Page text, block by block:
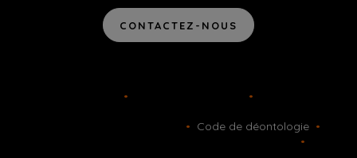
CONTACTEZ-NOUS
• •
• Code de déontologie •
•